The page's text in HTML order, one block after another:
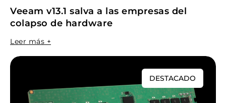
Veeam v13.1 salva a las empresas del
colapso de hardware
Leer más +
DESTACADO